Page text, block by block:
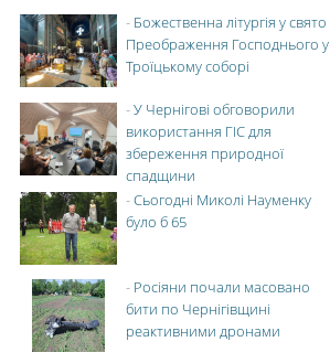
- Божественна літургія у свято
Преображення Господнього у
Троїцькому соборі
-У Чернігові обговорили
використання ГІС для
збереження природної
спадщини
-Сьогодні Миколі Науменку
було б 65
- Росіяни почали масовано
бити по Чернігівщині
реактивними дронами